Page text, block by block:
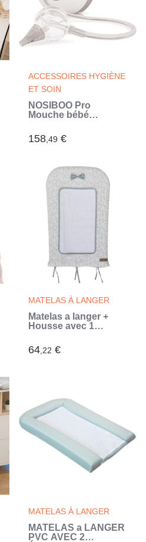
ACCESSOIRES HYGIÈNE
ET SOIN
NOSIBOO Pro
Mouche bébé
158,49 €
MATELAS À LANGER
Matelas a langer +
Housse avec 1
- DOMIVA - FILOU
(Blanc)
64,22 €
MATELAS À LANGER
MATELAS a LANGER
PVC AVEC 2